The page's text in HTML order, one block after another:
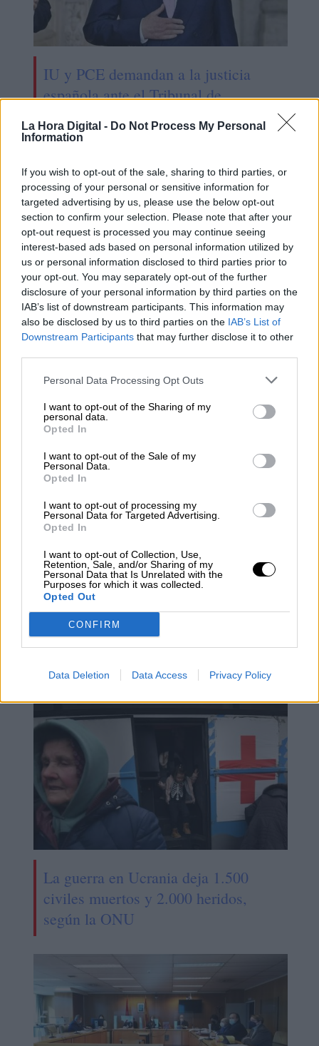
La Hora Digital - Do Not Process My Personal
Information
If you wish to opt-out of the sale, sharing to third parties, or
processing of your personal or sensitive information for
targeted advertising by us, please use the below opt-out
section to confirm your selection. Please note that after your
opt-out request is processed you may continue seeing
interest-based ads based on personal information utilized by
us or personal information disclosed to third parties prior to
your opt-out. You may separately opt-out of the further
disclosure of your personal information by third parties on the
IAB’s list of downstream participants. This information may
also be disclosed by us to third parties on the IAB’s List of
Downstream Participants that may further disclose it to other
Personal Data Processing Opt Outs
I want to opt-out of the Sharing of my
personal data.
Opted In
I want to opt-out of the Sale of my
Personal Data.
Opted In
I want to opt-out of processing my
Personal Data for Targeted Advertising.
Opted In
I want to opt-out of Collection, Use,
Retention, Sale, and/or Sharing of my
Personal Data that Is Unrelated with the
Purposes for which it was collected.
Opted Out
CONFIRM
Data Deletion Data Access Privacy Policy
IU y PCE demandan a la justicia
española ante el Tribunal de
investigar al Rey emérito
La Asamblea General de la ONU
Derechos Humanos
Los obispos fichan al responsable de
la investigación sobre los abusos en
la Iglesia portuguesa como su asesor
en la auditoría antiabusos
La guerra en Ucrania deja 1.500
civiles muertos y 2.000 heridos,
según la ONU